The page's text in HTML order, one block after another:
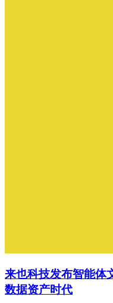
来也科技发布智能体
数据资产时代